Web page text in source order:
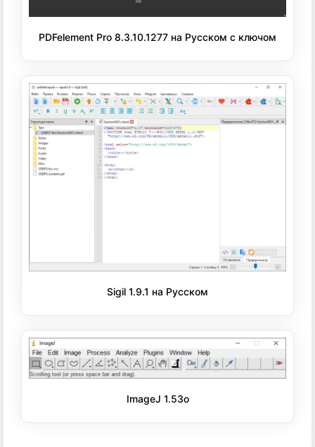
PDFelement Pro 8.3.10.1277 на Русском с ключом
Sigil 1.9.1 на Русском
ImageJ 1.53o